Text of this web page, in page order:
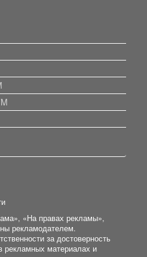
«На правах рекламы»,
рекламодателем.
за достоверность
материалах и